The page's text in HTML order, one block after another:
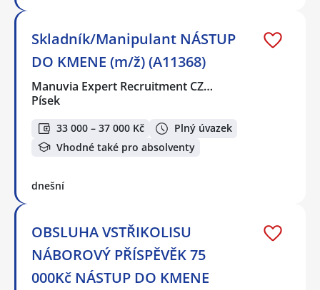
Skladník/Manipulant NÁSTUP
DO KMENE (m/ž) (A11368)
Manuvia Expert Recruitment CZ…
Písek
33 000 – 37 000 Kč
Plný úvazek
Vhodné také pro absolventy
dnešní
OBSLUHA VSTŘIKOLISU
NÁBOROVÝ PŘÍSPĚVĚK 75
000Kč NÁSTUP DO KMENE